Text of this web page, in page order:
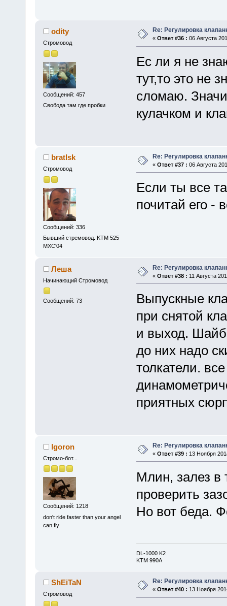
odity
Стромовод
Сообщений: 457
Свобода там где пробки
Re: Регулировка
« Ответ #36 : 06 Августа
Ес ли я не
тут,то это не
сломаю.
кулачком и
bratlsk
Стромовод
Сообщений: 336
Бывший стремовод. KTM 525
MXC'04
Re: Регулировка
« Ответ #37 : 06 Августа
Если ты все
почитай его -
Леша
Начинающий Стромовод
Сообщений: 73
Re: Регулировка
« Ответ #38 : 11 Августа
Выпускные
при снятой
и выход.
до них надо
толкатели.
приятных
Igoron
Стромо-бот...
Сообщений: 1218
don't ride faster than your angel
can fly
Re: Регулировка
« Ответ #39 : 13 Ноября
Млин, залез в
проверить
Но вот беда.
DL-1000 K2
KTM 990A
ShEiTaN
Стромовод
Re: Регулировка
« Ответ #40 : 13 Ноября